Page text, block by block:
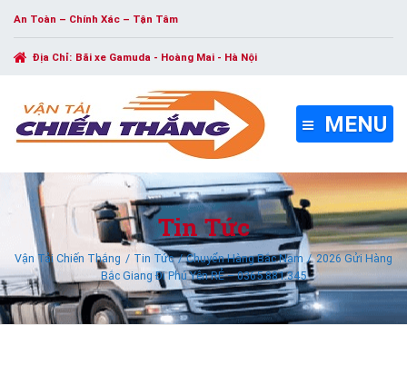
An Toàn – Chính Xác – Tận Tâm
Địa Chỉ: Bãi xe Gamuda - Hoàng Mai - Hà Nội
MENU
Tin Tức
Vận Tải Chiến Thắng Tin Tức Chuyển Hàng Bắc Nam
2026 Gửi Hàng
Bắc Giang Đi Phú Yên RẺ – 0365.881.345